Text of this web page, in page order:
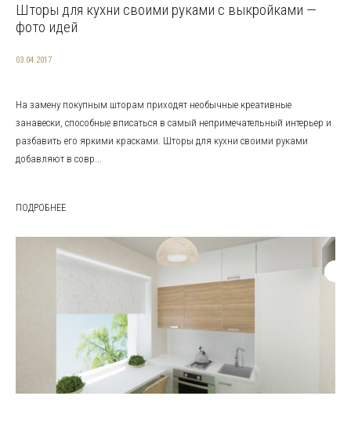
Шторы для кухни своими руками с выкройками —
фото идей
03.04.2017
На замену покупным шторам приходят необычные креативные
занавески, способные вписаться в самый непримечательный интерьер и
разбавить его яркими красками. Шторы для кухни своими руками
добавляют в совр...
ПОДРОБНЕЕ